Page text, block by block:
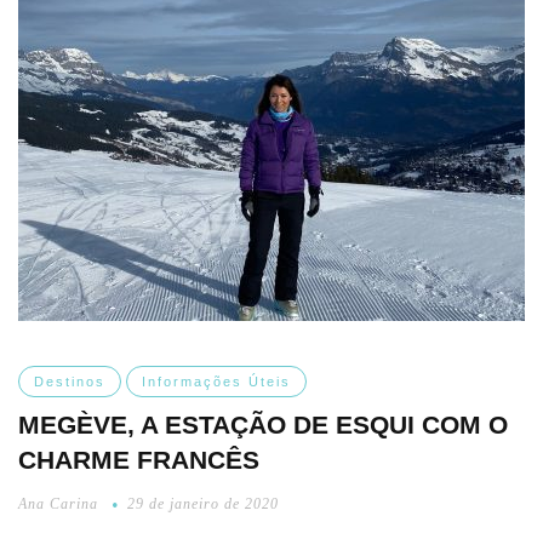
Destinos Informações Úteis
MEGÈVE, A ESTAÇÃO DE ESQUI COM O
CHARME FRANCÊS
Ana Carina 29 de janeiro de 2020